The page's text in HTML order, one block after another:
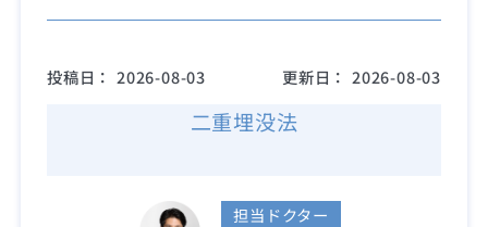
投稿日： 2026-08-03 更新日： 2026-08-03
二重埋没法
担当ドクター